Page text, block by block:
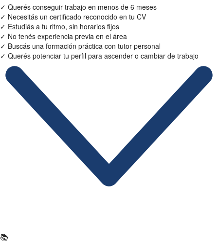
✓ Querés conseguir trabajo en menos de 6 meses
✓ Necesitás un certificado reconocido en tu CV
✓ Estudiás a tu ritmo, sin horarios fijos
✓ No tenés experiencia previa en el área
✓ Buscás una formación práctica con tutor personal
✓ Querés potenciar tu perfil para ascender o cambiar de trabajo
📚